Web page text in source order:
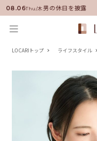
08.06Thu/木
就任！いい男の休日を披露
LOCARIトップ ライフスタイル